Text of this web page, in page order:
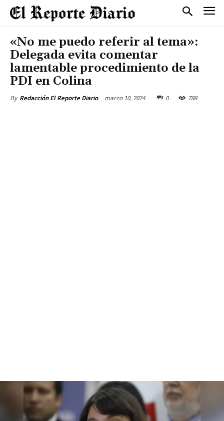
«No me puedo referir al tema»:
Delegada evita comentar
lamentable procedimiento de la
PDI en Colina
By Redacción El Reporte Diario marzo 10, 2024 0 788